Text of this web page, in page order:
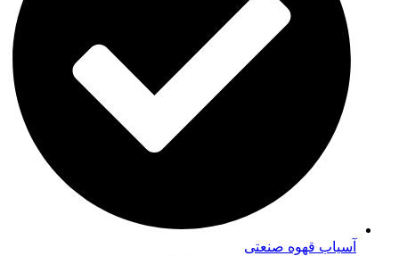
آسیاب قهوه صنعتی